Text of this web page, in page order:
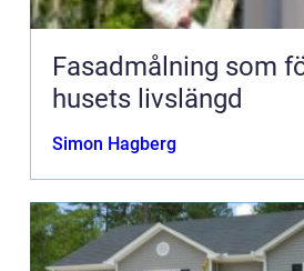
Fasadmålning som
husets livslängd
Simon Hagberg